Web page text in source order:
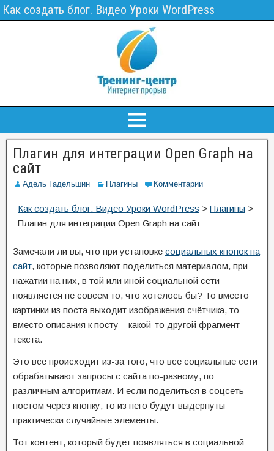
Как создать блог. Видео Уроки WordPress
Плагин для интеграции Open Graph на
сайт
Адель Гадельшин Плагины Комментарии
Как создать блог. Видео Уроки WordPress > Плагины >
Плагин для интеграции Open Graph на сайт
Замечали ли вы, что при установке социальных кнопок на
сайт, которые позволяют поделиться материалом, при
нажатии на них, в той или иной социальной сети
появляется не совсем то, что хотелось бы? То вместо
картинки из поста выходит изображения счётчика, то
вместо описания к посту – какой-то другой фрагмент
текста.
Это всё происходит из-за того, что все социальные сети
обрабатывают запросы с сайта по-разному, по
различным алгоритмам. И если поделиться в соцсеть
постом через кнопку, то из него будут выдернуты
практически случайные элементы.
Тот контент, который будет появляться в социальной